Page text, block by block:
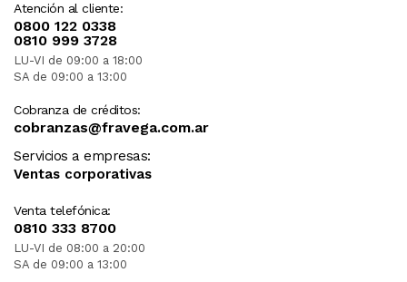
Atención al cliente:
0800 122 0338
0810 999 3728
LU-VI de 09:00 a 18:00
SA de 09:00 a 13:00
Cobranza de créditos:
cobranzas@fravega.com.ar
Servicios a empresas:
Ventas corporativas
Venta telefónica:
0810 333 8700
LU-VI de 08:00 a 20:00
SA de 09:00 a 13:00